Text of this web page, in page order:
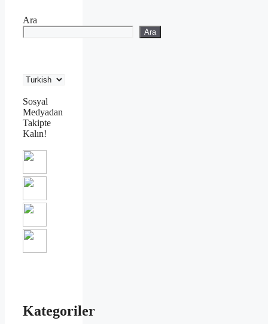
Ara
Ara
Sosyal
Medyadan
Takipte
Kalın!
Kategoriler